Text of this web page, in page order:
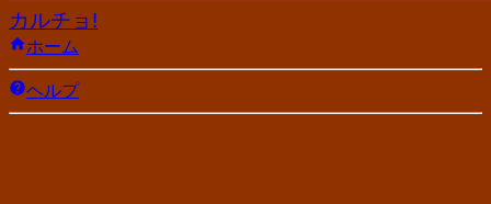
カルチョ!
ホーム
ヘルプ